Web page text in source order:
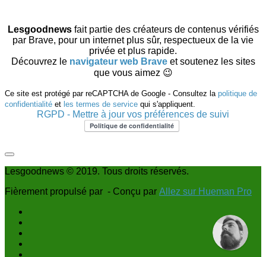
Lesgoodnewsfait partie des créateurs de contenus vérifiés
par Brave, pour un internet plus sûr, respectueux de la vie
privée et plus rapide.
Découvrez le navigateur web Brave et soutenez les sites
que vous aimez 😉
Ce site est protégé par reCAPTCHA de Google - Consultez la politique de
confidentialité et les termes de service qui s'appliquent.
RGPD - Mettre à jour vos préférences de suivi
Lesgoodnews © 2019. Tous droits réservés.
Fièrement propulsé par - Conçu par Allez sur Hueman Pro
1